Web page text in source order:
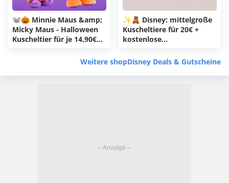
🐭🎃 Minnie Maus &amp;
Micky Maus - Halloween
Kuscheltier für je 14,90€
✨🧸 Disney: mittelgroße
Kuscheltiere für 20€ +
kostenlose
Weitere shopDisney Deals & Gutscheine